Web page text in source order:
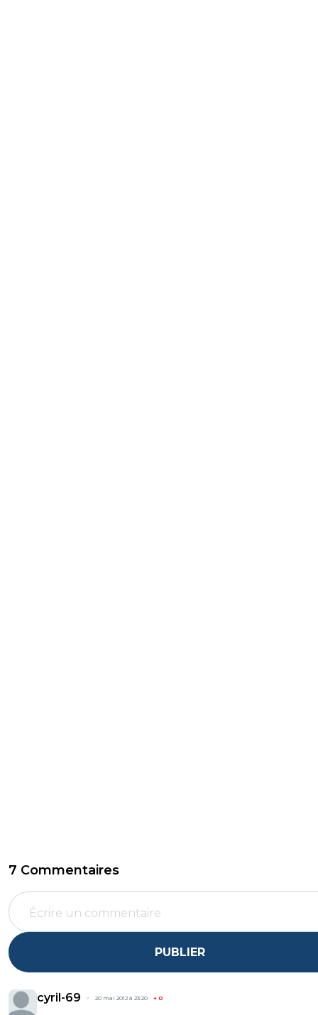
7 Commentaires
PUBLIER
cyril-69 20 mai 2012 à 23:20 + 0